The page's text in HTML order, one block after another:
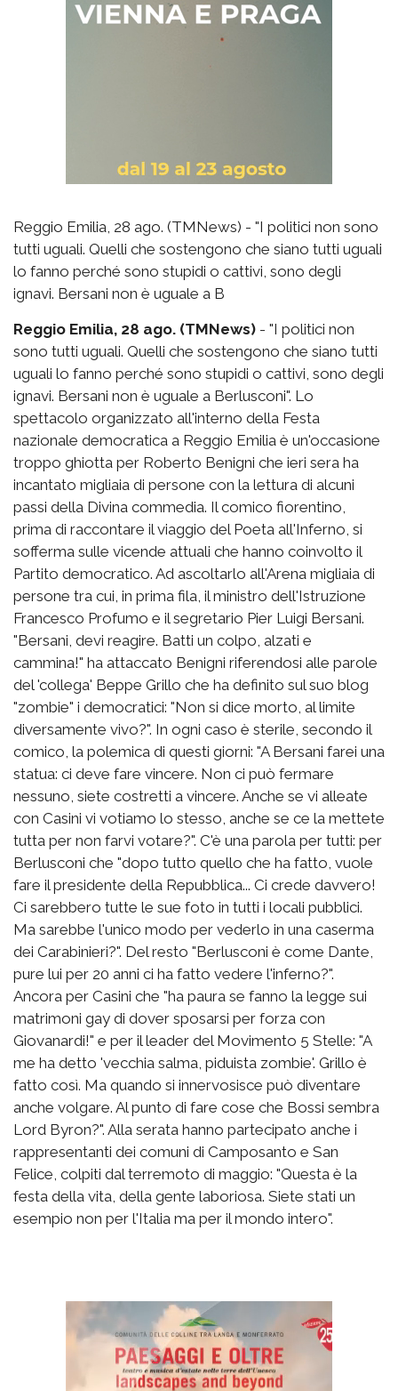
Reggio Emilia, 28 ago. (TMNews) - "I politici non sono
tutti uguali. Quelli che sostengono che siano tutti uguali
lo fanno perché sono stupidi o cattivi, sono degli
ignavi. Bersani non è uguale a B
Reggio Emilia, 28 ago. (TMNews) - "I politici non
sono tutti uguali. Quelli che sostengono che siano tutti
uguali lo fanno perché sono stupidi o cattivi, sono degli
ignavi. Bersani non è uguale a Berlusconi". Lo
spettacolo organizzato all'interno della Festa
nazionale democratica a Reggio Emilia è un'occasione
troppo ghiotta per Roberto Benigni che ieri sera ha
incantato migliaia di persone con la lettura di alcuni
passi della Divina commedia. Il comico fiorentino,
prima di raccontare il viaggio del Poeta all'Inferno, si
sofferma sulle vicende attuali che hanno coinvolto il
Partito democratico. Ad ascoltarlo all'Arena migliaia di
persone tra cui, in prima fila, il ministro dell'Istruzione
Francesco Profumo e il segretario Pier Luigi Bersani.
"Bersani, devi reagire. Batti un colpo, alzati e
cammina!" ha attaccato Benigni riferendosi alle parole
del 'collega' Beppe Grillo che ha definito sul suo blog
"zombie" i democratici: "Non si dice morto, al limite
diversamente vivo?". In ogni caso è sterile, secondo il
comico, la polemica di questi giorni: "A Bersani farei una
statua: ci deve fare vincere. Non ci può fermare
nessuno, siete costretti a vincere. Anche se vi alleate
con Casini vi votiamo lo stesso, anche se ce la mettete
tutta per non farvi votare?". C'è una parola per tutti: per
Berlusconi che "dopo tutto quello che ha fatto, vuole
fare il presidente della Repubblica... Ci crede davvero!
Ci sarebbero tutte le sue foto in tutti i locali pubblici.
Ma sarebbe l'unico modo per vederlo in una caserma
dei Carabinieri?". Del resto "Berlusconi è come Dante,
pure lui per 20 anni ci ha fatto vedere l'inferno?".
Ancora per Casini che "ha paura se fanno la legge sui
matrimoni gay di dover sposarsi per forza con
Giovanardi!" e per il leader del Movimento 5 Stelle: "A
me ha detto 'vecchia salma, piduista zombie'. Grillo è
fatto così. Ma quando si innervosisce può diventare
anche volgare. Al punto di fare cose che Bossi sembra
Lord Byron?". Alla serata hanno partecipato anche i
rappresentanti dei comuni di Camposanto e San
Felice, colpiti dal terremoto di maggio: "Questa è la
festa della vita, della gente laboriosa. Siete stati un
esempio non per l'Italia ma per il mondo intero".